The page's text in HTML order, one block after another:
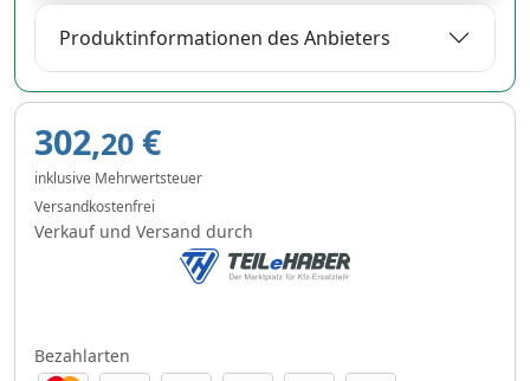
Produktinformationen des Anbieters
302,20 €
inklusive Mehrwertsteuer
Versandkostenfrei
Verkauf und Versand durch
Bezahlarten